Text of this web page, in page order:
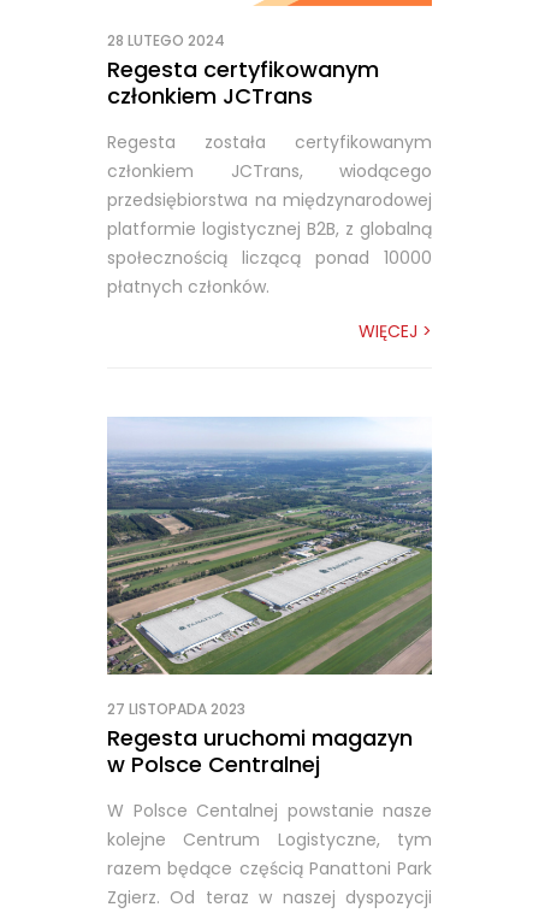
28 LUTEGO 2024
Regesta certyfikowanym
członkiem JCTrans
Regesta została certyfikowanym
członkiem JCTrans, wiodącego
przedsiębiorstwa na międzynarodowej
platformie logistycznej B2B, z globalną
społecznością liczącą ponad 10000
płatnych członków.
WIĘCEJ >
27 LISTOPADA 2023
Regesta uruchomi magazyn
w Polsce Centralnej
W Polsce Centalnej powstanie nasze
kolejne Centrum Logistyczne, tym
razem będące częścią Panattoni Park
Zgierz. Od teraz w naszej dyspozycji